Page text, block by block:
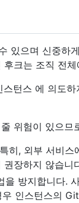
있으며 신중하
크는 조직 전
턴스 에 의도하
위험이 있으므
히, 외부 서비스
장하지 않습니
방지합니다.
인스턴스의